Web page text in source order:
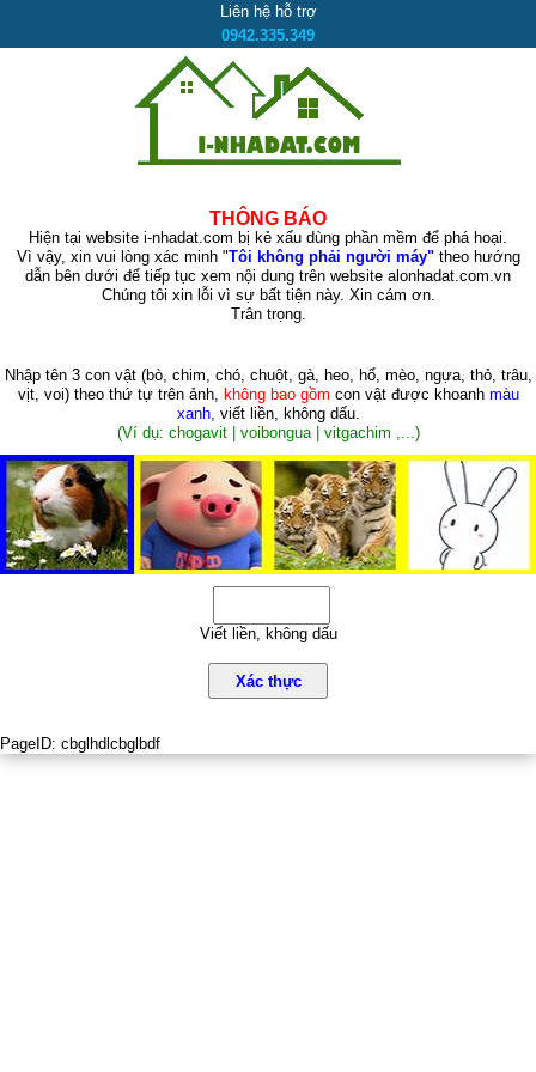
Liên hệ hỗ trợ
0942.335.349
THÔNG BÁO
Hiện tại website i-nhadat.com bị kẻ xấu dùng phần mềm để phá hoại.
Vì vậy, xin vui lòng xác minh "Tôi không phải người máy"theo hướng
dẫn bên dưới để tiếp tục xem nội dung trên website alonhadat.com.vn
Chúng tôi xin lỗi vì sự bất tiện này. Xin cám ơn.
Trân trọng.
Nhập tên 3 con vật (bò, chim, chó, chuột, gà, heo, hổ, mèo, ngựa, thỏ, trâu,
vịt, voi)theo thứ tự trên ảnh, không bao gồm con vật được khoanh màu
xanh, viết liền, không dấu.
(Ví dụ: chogavit | voibongua | vitgachim ,...)
Viết liền, không dấu
Xác thực
PageID: cbglhdlcbglbdf